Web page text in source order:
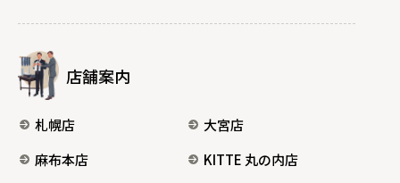
店舗案内
札幌店
大宮店
麻布本店
KITTE 丸の内店